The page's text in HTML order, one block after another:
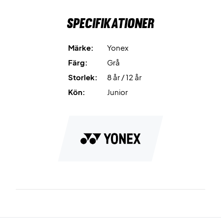
Material: 100% polyesterSpecifikationer
Märke:
Yonex
Färg:
Grå
Storlek:
8 år / 12 år
Kön:
Junior